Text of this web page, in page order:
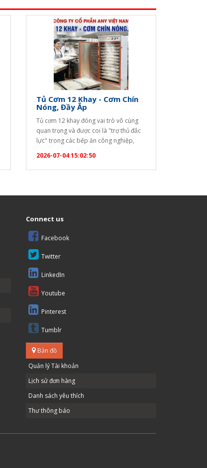
Tủ Cơm 12 Khay - Cơm Chín
Nóng, Đầy Ắp
Tủ cơm 12 khay đóng vai trò vô cùng
quan trọng và được coi là "trợ thủ đắc
lực" trong các bếp ăn công nghiệp,
bệnh viện nhờ những ưu điểm vượt trội
sau: Năng suất cao, đáp ứng hàng
2026-07-04 15:02:50
Connect us
Facebook
Twitter
LinkedIn
Youtube
Pinterest
Tumblr
Bản đồ
Quản lý Tài khoản
Lịch sử đơn hàng
Danh sách yêu thích
Thư thông báo